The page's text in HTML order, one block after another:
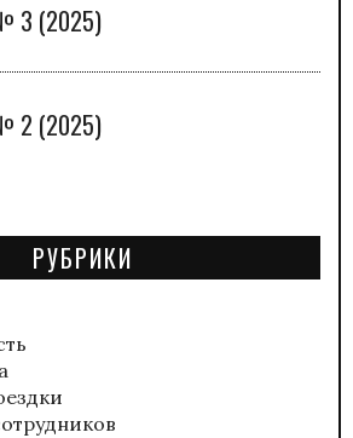
3 (2025)
2 (2025)
РУБРИКИ